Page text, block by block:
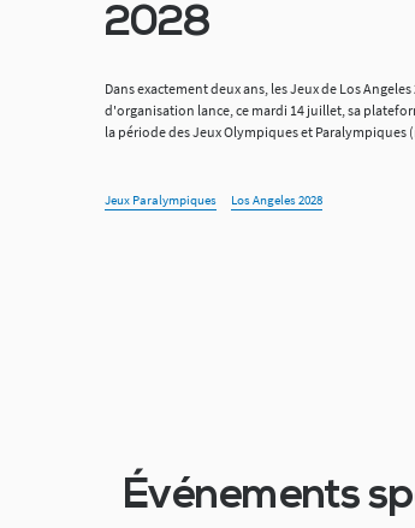
2028
Dans exactement deux ans, les Jeux de Los
d'organisation lance, ce mardi 14 juillet, sa
la période des Jeux Olympiques et Paralympiques
Jeux Paralympiques Los Angeles 2028
Événements